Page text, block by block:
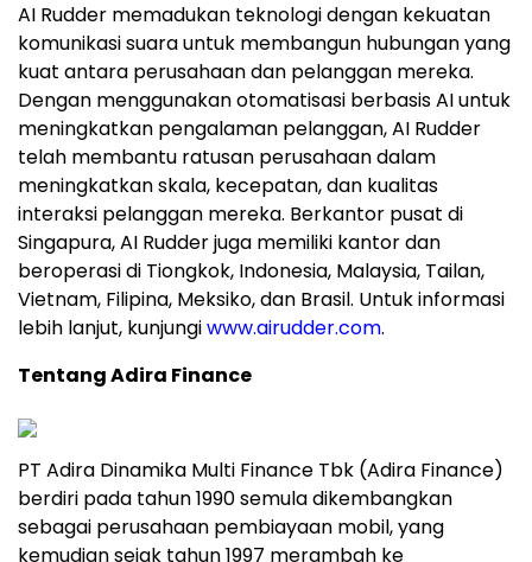
AI Rudder memadukan teknologi dengan kekuatan
komunikasi suara untuk membangun hubungan yang
kuat antara perusahaan dan pelanggan mereka.
Dengan menggunakan otomatisasi berbasis AI untuk
meningkatkan pengalaman pelanggan, AI Rudder
telah membantu ratusan perusahaan dalam
meningkatkan skala, kecepatan, dan kualitas
interaksi pelanggan mereka. Berkantor pusat di
Singapura, AI Rudder juga memiliki kantor dan
beroperasi di Tiongkok, Indonesia, Malaysia, Tailan,
Vietnam, Filipina, Meksiko, dan Brasil. Untuk informasi
lebih lanjut, kunjungiwww.airudder.com.
Tentang Adira Finance
PT Adira Dinamika Multi Finance Tbk (Adira Finance)
berdiri pada tahun 1990 semula dikembangkan
sebagai perusahaan pembiayaan mobil, yang
kemudian sejak tahun 1997 merambah ke